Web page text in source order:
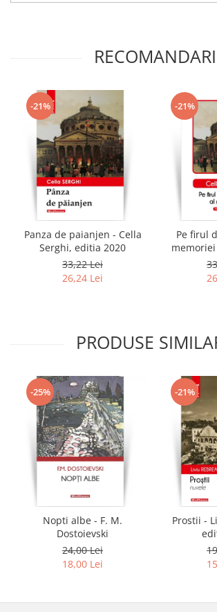
RECOMANDARI
-21%
Panza de paianjen - Cella
Serghi, editia 2020
33,22 Lei
26,24 Lei
-21%
Pe firul
PRODUSE
-25%
Nopti albe - F. M.
Dostoievski
24,00 Lei
18,00 Lei
-21%
Prostii -